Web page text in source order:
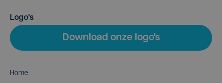
Logo's
Download onze logo's
Home